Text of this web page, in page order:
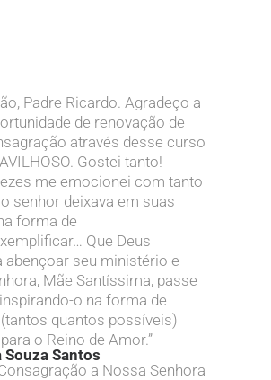
Padre Ricardo. Agradeço a
de renovação de
através desse curso
Gostei tanto!
me emocionei com tanto
senhor deixava em suas
forma de
Que Deus
abençoar seu ministério e
Mãe Santíssima, passe
o na forma de
quantos possíveis)
o Reino de Amor.”
Souza Santos
a Nossa Senhora